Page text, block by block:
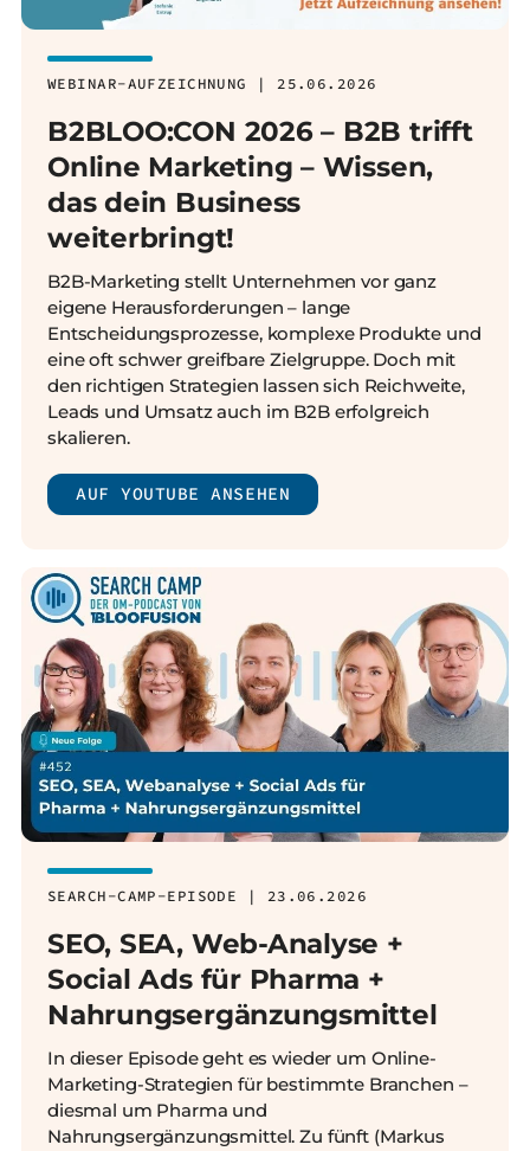
WEBINAR-AUFZEICHNUNG | 25.06.2026
B2BLOO:CON 2026 – B2B trifft
Online Marketing – Wissen,
das dein Business
weiterbringt!
B2B-Marketing stellt Unternehmen vor ganz
eigene Herausforderungen – lange
Entscheidungsprozesse, komplexe Produkte und
eine oft schwer greifbare Zielgruppe. Doch mit
den richtigen Strategien lassen sich Reichweite,
Leads und Umsatz auch im B2B erfolgreich
skalieren.
AUF YOUTUBE ANSEHEN
SEARCH-CAMP-EPISODE | 23.06.2026
SEO, SEA, Web-Analyse +
Social Ads für Pharma +
Nahrungsergänzungsmittel
In dieser Episode geht es wieder um Online-
Marketing-Strategien für bestimmte Branchen –
diesmal um Pharma und
Nahrungsergänzungsmittel. Zu fünft (Markus